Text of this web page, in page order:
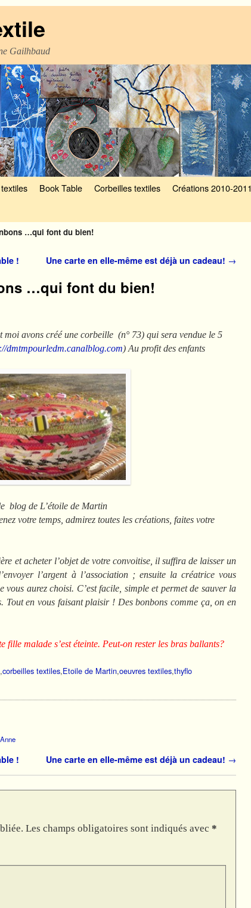
Gailhbaud
Book Table Corbeilles textiles Créations 2010-2011
…qui font du bien!
! Une carte en elle-même est déjà un cadeau! →
…qui font du bien!
moi avons créé une corbeille (n° 73) qui sera vendue le 5
dmtmpourledm.canalblog.com) Au profit des enfants
blog de L’étoile de Martin
votre temps, admirez toutes les créations, faites votre
et acheter l’objet de votre convoitise, il suffira de laisser un
l’argent à l’association ; ensuite la créatrice vous
aurez choisi. C’est facile, simple et permet de sauver la
Tout en vous faisant plaisir ! Des bonbons comme ça, on en
fille malade s’est éteinte. Peut-on rester les bras ballants?
,corbeilles textiles,Etoile de Martin,oeuvres textiles,thyflo
! Une carte en elle-même est déjà un cadeau! →
Les champs obligatoires sont indiqués avec *